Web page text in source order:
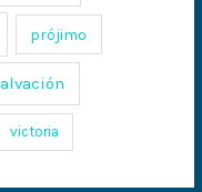
prójimo
victoria